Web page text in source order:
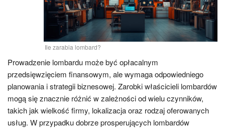
Ile zarabia lombard?
Prowadzenie lombardu może być opłacalnym
przedsięwzięciem finansowym, ale wymaga odpowiedniego
planowania i strategii biznesowej. Zarobki właścicieli lombardów
mogą się znacznie różnić w zależności od wielu czynników,
takich jak wielkość firmy, lokalizacja oraz rodzaj oferowanych
usług. W przypadku dobrze prosperujących lombardów